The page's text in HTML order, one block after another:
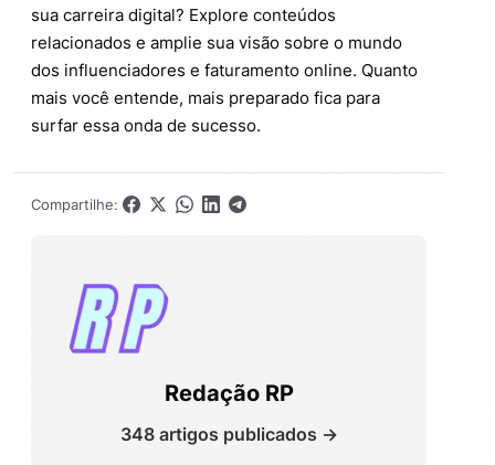
sua carreira digital? Explore conteúdos
relacionados e amplie sua visão sobre o mundo
dos influenciadores e faturamento online. Quanto
mais você entende, mais preparado fica para
surfar essa onda de sucesso.
Compartilhe:
Redação RP
348 artigos publicados →